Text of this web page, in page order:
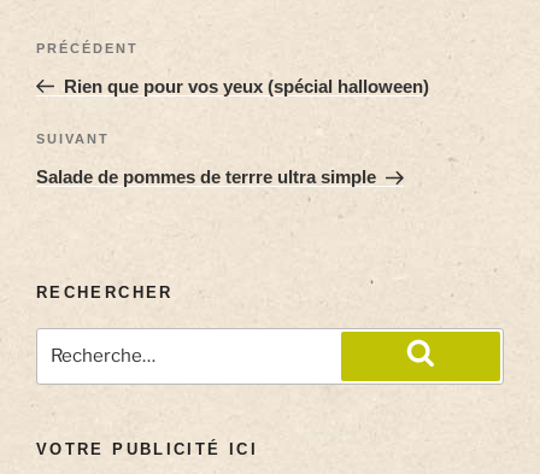
PRÉCÉDENT
Rien que pour vos yeux (spécial halloween)
SUIVANT
Salade de pommes de terrre ultra simple
RECHERCHER
VOTRE PUBLICITÉ ICI